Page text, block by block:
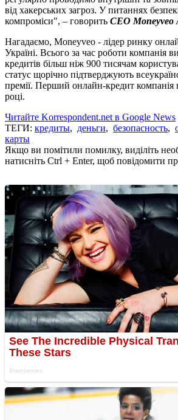
від хакерських загроз. У питаннях
компроміси", – говорить CEO Moneyveo
Нагадаємо, Moneyveo - лідер ринку
Україні. Всього за час роботи компанія
кредитів більш ніж 900 тисячам
статус щорічно підтверджують
премії. Перший онлайн-кредит компанія
році.
Читайте Korrespondent.net в Google News
ТЕГИ: кредиты, деньги, безопасность,
карты
Якщо ви помітили помилку, виділіть
натисніть Ctrl + Enter, щоб повідомити